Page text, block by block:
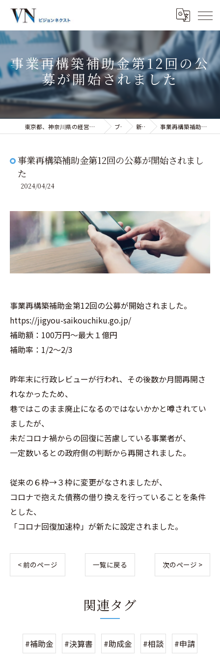
事業再構築補助金第12回の公
募が開始されました
東京都、神奈川県の経営コンサルティングなら株式会社ビジョンネクスト ブログ 新着情報 事業再構築補助金第12回の公募が開始されました
事業再構築補助金第12回の公募が開始されまし
た
2024/04/24
事業再構築補助金第12回の公募が開始されました。
https://jigyou-saikouchiku.go.jp/
補助額：100万円～最大１億円
補助率：1/2～2/3
昨年末に行政レビューが行われ、その後数か月間再開さ
れなかったため、
巷ではこのまま廃止になるのではないかかと噂されてい
ましたが、
未だコロナ禍からの回復に苦慮している事業者が、
一定数いるとの政府側の判断から再開されました。
従来の６枠→３枠に変更がなされましたが、
コロナで抱えた債務の借り換えを行っていることを条件
とした、
「コロナ回復加速枠」が新たに設定されました。
< 前のページ 一覧に戻る 次のページ >
関連タグ
#補助金 #決算書 #助成金 #相談 #申請